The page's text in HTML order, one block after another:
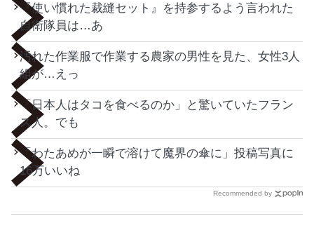
『使い慣れた裁縫セット』を持参するよう言われた
自衛隊員は…あ
汚れた作業服で作業する農家の男性を見た、女性3人
組が…えっ
「日本人はタコを食べるのか」と驚いていたフラン
ス人。でも
「わたあめが一瞬で溶けて魔界の傘に」投稿写真に
16万いいね
Recommended by